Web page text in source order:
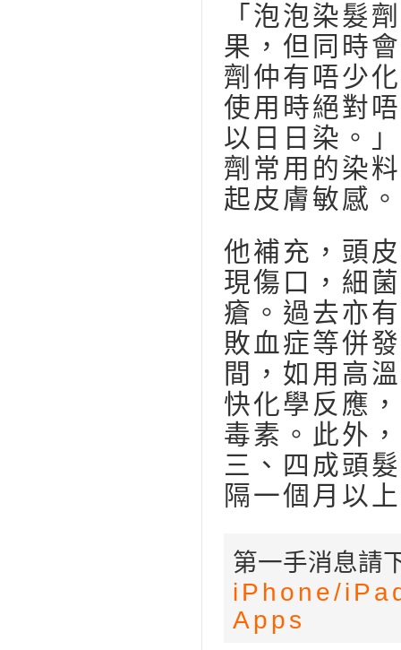
「泡泡染髮
果，但同時
劑仲有唔少
使用時絕對
以日日染。
劑常用的染
起皮膚敏感。
他補充，頭
現傷口，細
瘡。過去亦
敗血症等併
間，如用高
快化學反應
毒素。此外
三、四成頭
隔一個月以
第一手消息請
iPhone/
Apps